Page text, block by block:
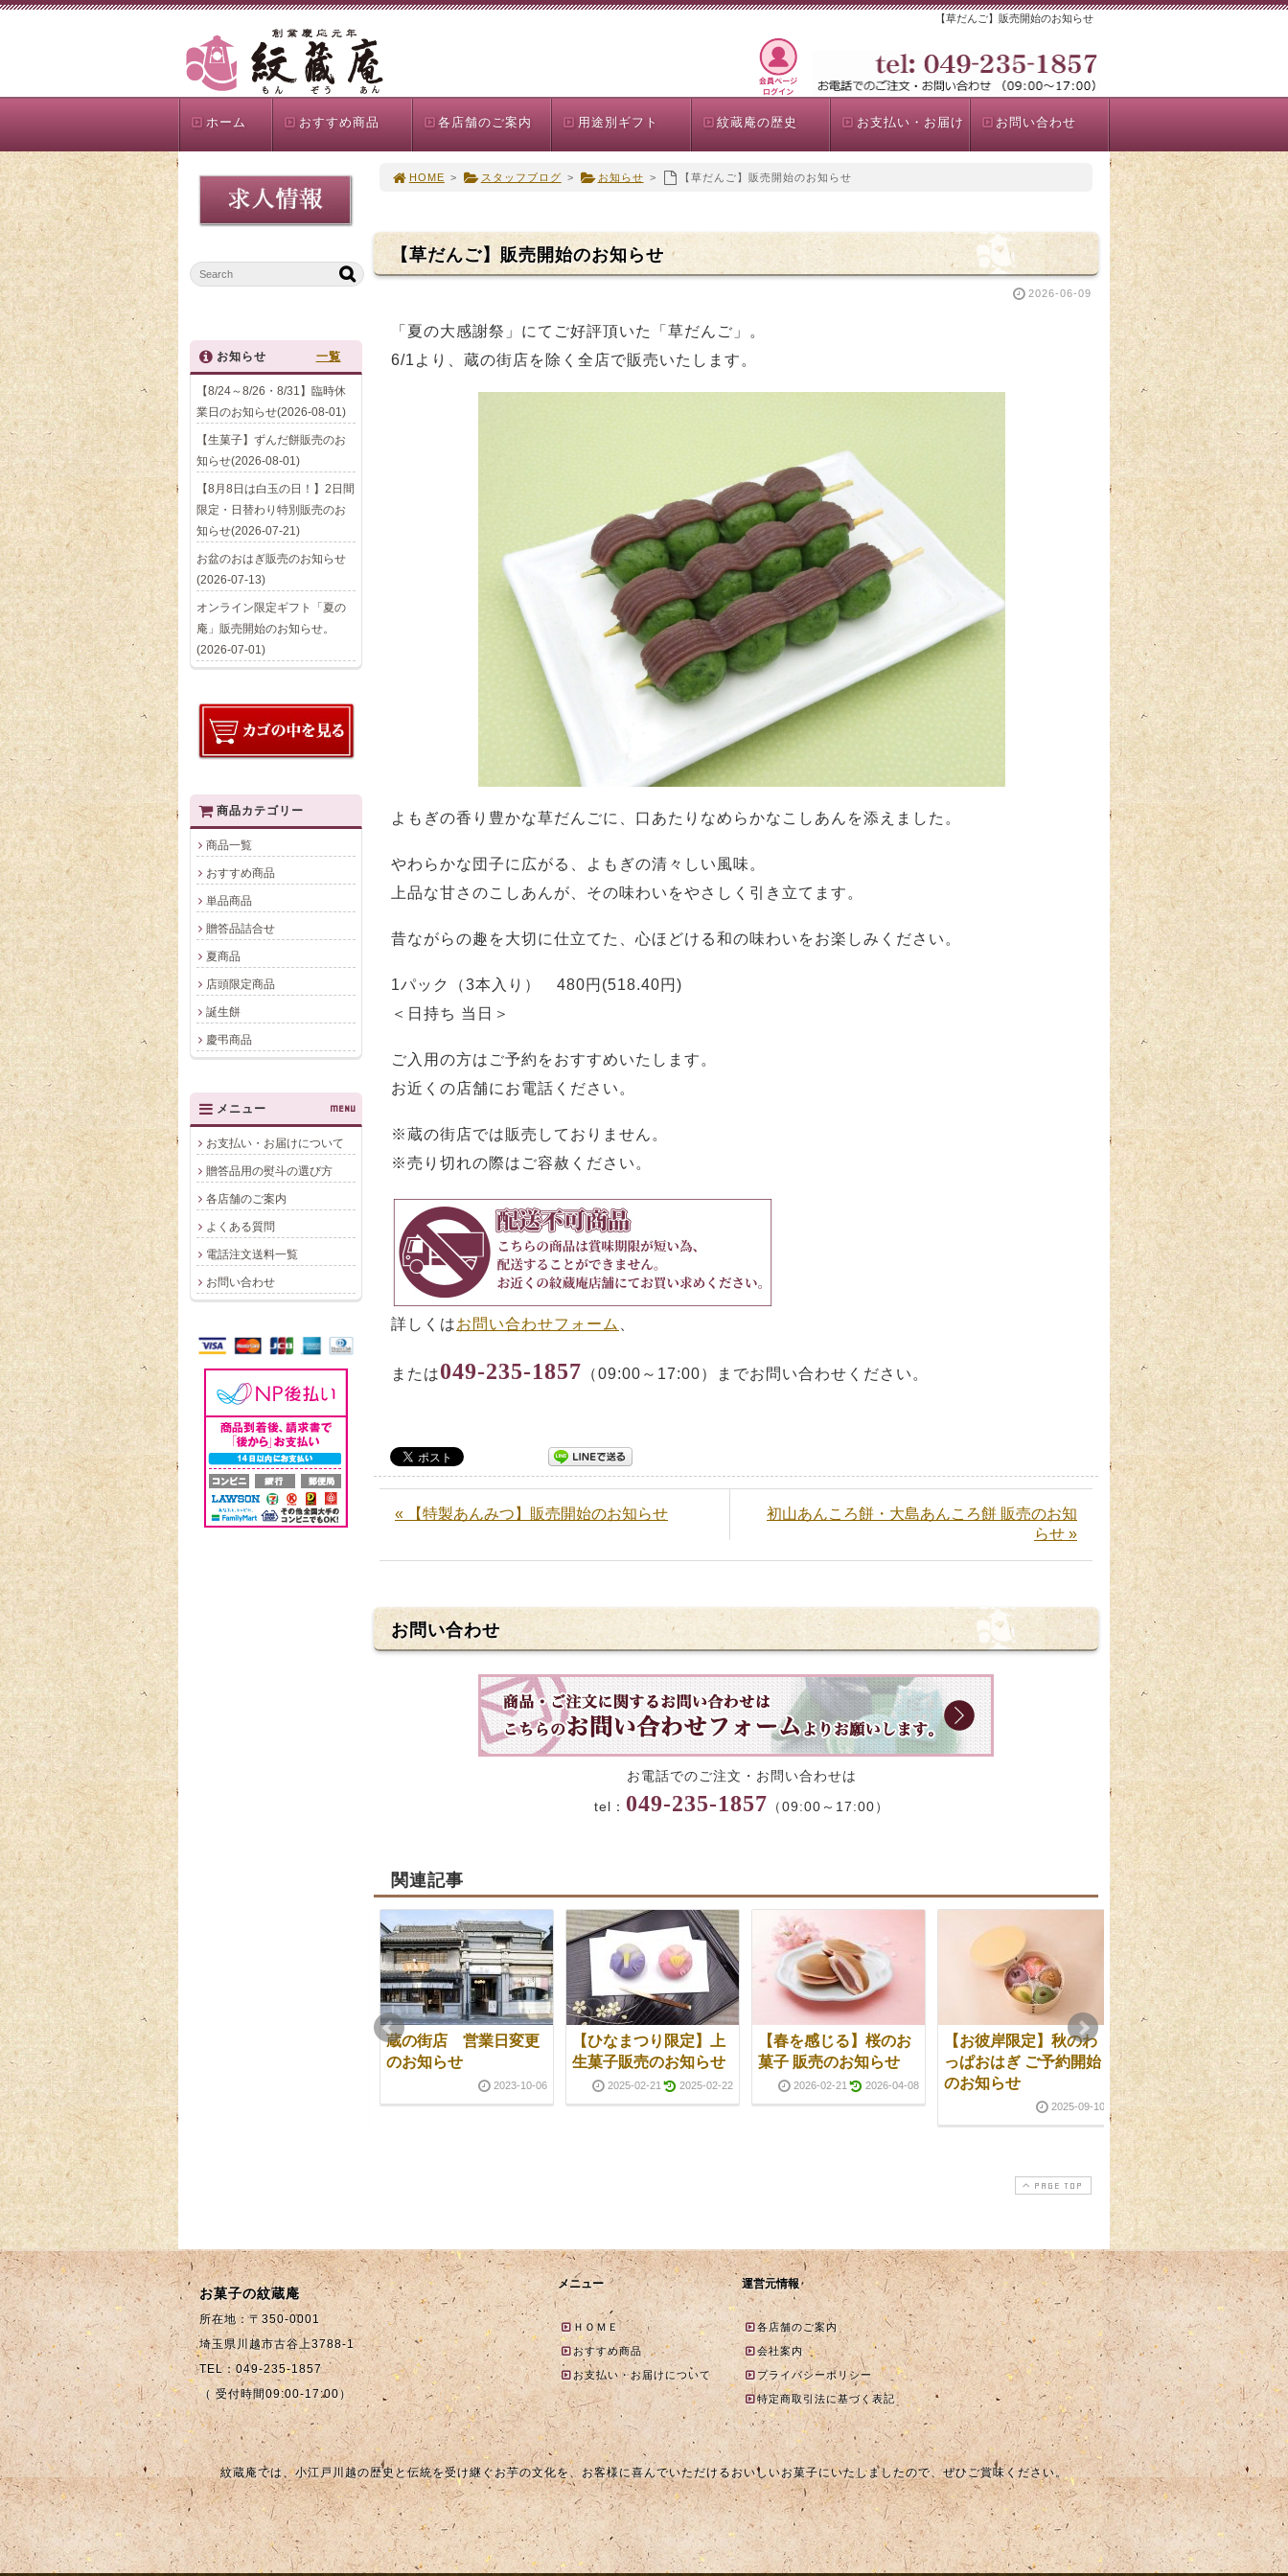
【草だんご】販売開始のお知らせ
ホーム おすすめ商品 各店舗のご案内 用途別ギフト 紋蔵庵の歴史 お支払い・お届け お問い合わせ
HOME > スタッフブログ > お知らせ > 【草だんご】販売開始のお知らせ
【草だんご】販売開始のお知らせ
2026-06-09
「夏の大感謝祭」にてご好評頂いた「草だんご」。
6/1より、蔵の街店を除く全店で販売いたします。
よもぎの香り豊かな草だんごに、口あたりなめらかなこしあんを添えました。
やわらかな団子に広がる、よもぎの清々しい風味。
上品な甘さのこしあんが、その味わいをやさしく引き立てます。
昔ながらの趣を大切に仕立てた、心ほどける和の味わいをお楽しみください。
1パック（3本入り） 480円(518.40円)
＜日持ち 当日＞
ご入用の方はご予約をおすすめいたします。
お近くの店舗にお電話ください。
※蔵の街店では販売しておりません。
※売り切れの際はご容赦ください。
詳しくはお問い合わせフォーム
または049-235-1857 （09:00～17:00）までお問い合わせください。
« 【特製あんみつ】販売開始のお知らせ
初山あんころ餅・大島あんころ餅 販売のお知
らせ »
お問い合わせ
お電話でのご注文・お問い合わせは
tel： 049-235-1857 （09:00～17:00）
関連記事
【3/14～3/15限定】プ
レミアム苺大福販売
2025-02-28
蔵の街店 営業日変更
のお知らせ
2023-10-06
【ひなまつり限定】上
生菓子販売のお知らせ
2025-02-21 2025-02-22
【春を感じる】桜のお
菓子 販売のお知らせ
2026-02-21 2026-04-08
【お彼岸限定】秋のわ
っぱおはぎ ご予約開始
のお知らせ
2025-09-10
【期間限定】春のわっ
ぱおはぎ ご予約開始の
お知らせ
2025-02-21 2025-02-
【お彼岸限定】秋のわ
っぱおはぎ ご予約開始
のお知らせ
2025-09-10
【期間限定】春のわっ
ぱおはぎ ご予約開始の
お知らせ
2025-02-21 2025-02-28
PAGE TOP
お知らせ 一覧
【8/24～8/26・8/31】臨時休
業日のお知らせ(2026-08-01)
【生菓子】ずんだ餅販売のお
知らせ(2026-08-01)
【8月8日は白玉の日！】2日間
限定・日替わり特別販売のお
知らせ(2026-07-21)
お盆のおはぎ販売のお知らせ
(2026-07-13)
オンライン限定ギフト「夏の
庵」販売開始のお知らせ。
(2026-07-01)
商品カテゴリー
商品一覧
おすすめ商品
単品商品
贈答品詰合せ
夏商品
店頭限定商品
誕生餅
慶弔商品
メニュー MENU
お支払い・お届けについて
贈答品用の熨斗の選び方
各店舗のご案内
よくある質問
電話注文送料一覧
お問い合わせ
お菓子の紋蔵庵
所在地：〒350-0001
埼玉県川越市古谷上3788-1
TEL：049-235-1857
（ 受付時間09:00-17:00）
メニュー
ＨＯＭＥ
おすすめ商品
お支払い・お届けについて
運営元情報
各店舗のご案内
会社案内
プライバシーポリシー
特定商取引法に基づく表記
紋蔵庵では、小江戸川越の歴史と伝統を受け継ぐお芋の文化を、お客様に喜んでいただけるおいしいお菓子にいたしましたので、ぜひご賞味ください。